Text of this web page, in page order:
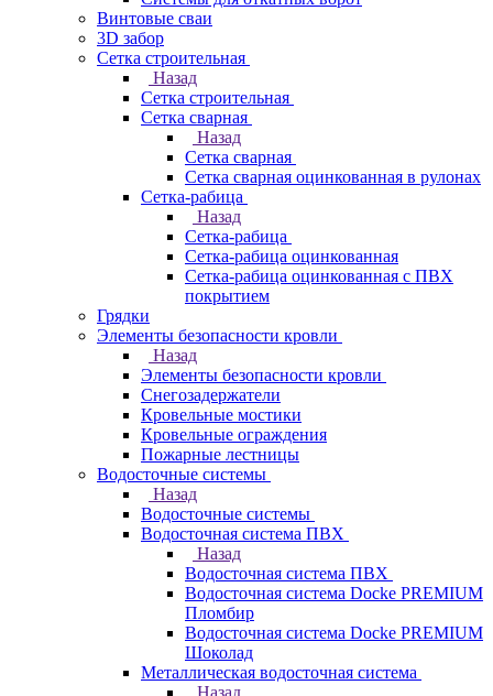
Винтовые сваи
3D забор
Сетка строительная
Назад
Сетка строительная
Сетка сварная
Назад
Сетка сварная
Сетка сварная оцинкованная в рулонах
Сетка-рабица
Назад
Сетка-рабица
Сетка-рабица оцинкованная
Сетка-рабица оцинкованная с ПВХ
покрытием
Грядки
Элементы безопасности кровли
Назад
Элементы безопасности кровли
Снегозадержатели
Кровельные мостики
Кровельные ограждения
Пожарные лестницы
Водосточные системы
Назад
Водосточные системы
Водосточная система ПВХ
Назад
Водосточная система ПВХ
Водосточная система Docke PREMIUM
Пломбир
Водосточная система Docke PREMIUM
Шоколад
Металлическая водосточная система
Назад